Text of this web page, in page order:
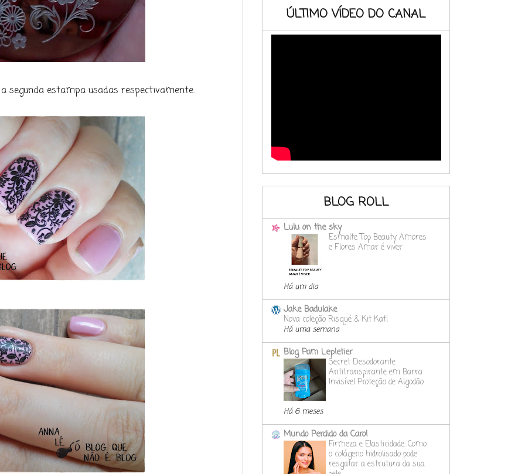
segunda estampa usadas respectivamente.
ÚLTIMO VÍDEO DO CANAL
BLOG ROLL
Lulu on the sky
Esmalte Top Beauty Amores
e Flores Amar é viver
Há um dia
Jake Badulake
Nova coleção Risqué & Kit Kat!
Há uma semana
Blog Pam Lepletier
Secret Desodorante
Antitranspirante em Barra
Invisível Proteção de Algodão
Há 6 meses
Mundo Perdido da Carol
Firmeza e Elasticidade: Como
o colágeno hidrolisado pode
resgatar a estrutura da sua